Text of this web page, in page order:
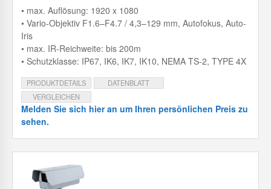
• max. Auflösung: 1920 x 1080
• Vario-Objektiv F1.6–F4.7 / 4,3–129 mm, Autofokus, Auto-
Iris
• max. IR-Reichweite: bis 200m
• Schutzklasse: IP67, IK6, IK7, IK10, NEMA TS-2, TYPE 4X
PRODUKTDETAILS
DATENBLATT
VERGLEICHEN
Melden Sie sich hier an um Ihren persönlichen Preis zu
sehen.